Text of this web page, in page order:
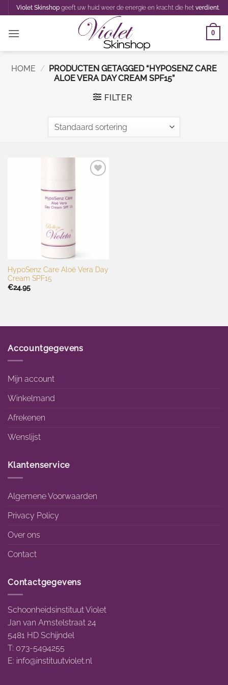
naar
inhoud
Violet Skinshopgeeft uw huid weer de energie en kracht die het verdient.
0
HOME / PRODUCTEN GETAGGED “HYPOSENZ CARE
ALOE VERA DAY CREAM SPF15”
FILTER
HypoSenz Care Aloë Vera Day
Cream SPF15
€24.95
Accountgegevens
Mijn account
Winkelmand
Afrekenen
Wenslijst
Klantenservice
Algemene Voorwaarden
Privacy Policy
Over ons
Contact
Contactgegevens
Schoonheidsinstituut Violet
Jan van Amstelstraat 24
5481 HD Schijndel
T: 073-5494255
E: info@instituutviolet.nl